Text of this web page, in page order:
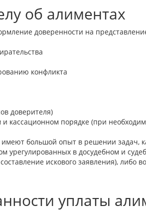
об алиментах
доверенности на
конфликта
доверителя)
кассационном порядке (при
большой опыт в решении задач,
урегулированных в досудебном и
искового заявления), либо
уплаты